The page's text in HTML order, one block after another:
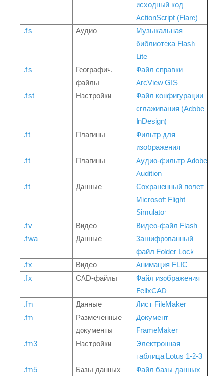
исходный код
ActionScript (Flare)
.fls
Аудио
Музыкальная
библиотека Flash
Lite
.fls
Географич.
файлы
Файл справки
ArcView GIS
.flst
Настройки
Файл конфигурации
сглаживания (Adobe
InDesign)
.flt
Плагины
Фильтр для
изображения
.flt
Плагины
Аудио-фильтр Adobe
Audition
.flt
Данные
Сохраненный полет
Microsoft Flight
Simulator
.flv
Видео
Видео-файл Flash
.flwa
Данные
Зашифрованный
файл Folder Lock
.flx
Видео
Анимация FLIC
.flx
CAD-файлы
Файл изображения
FelixCAD
.fm
Данные
Лист FileMaker
.fm
Размеченные
документы
Документ
FrameMaker
.fm3
Настройки
Электронная
таблица Lotus 1-2-3
.fm5
Базы данных Файл базы данных